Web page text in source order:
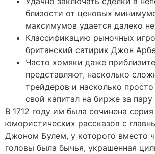
близости от ценовых
максимумов удается далеко
Классификацию рыночных
британский сатирик Джон
Часто хомяки даже
представляют, насколько
трейдеров и насколько просто
свой капитал на бирже за пару
В 1712 году им была сочинена серия
юмористических рассказов с
Джоном Булем, у которого вместо
головы была бычья, украшенная